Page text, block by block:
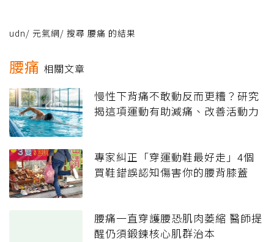
udn/ 元氣網/ 搜尋 腰痛 的結果
腰痛 相關文章
慢性下背痛不敢動反而更糟？研究
揭這項運動有助減痛、改善活動力
專家糾正「穿運動鞋最好走」4個
買鞋錯誤認知傷害你的腰背膝蓋
腰痛一直穿護腰恐肌肉萎縮 醫師提
醒仍須鍛鍊核心肌群治本